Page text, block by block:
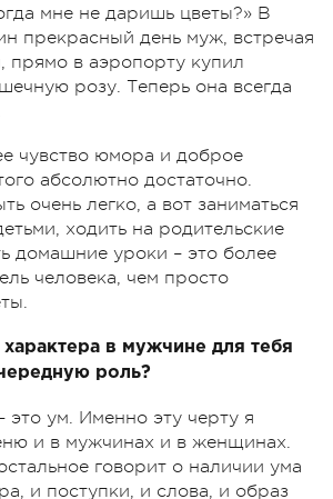
мне не даришь цветы?» В
прекрасный день муж, встречая
прямо в аэропорту купил
розу. Теперь она всегда
чувство юмора и доброе
абсолютно достаточно.
очень легко, а вот заниматься
ходить на родительские
домашние уроки – это более
человека, чем просто
в мужчине для тебя
роль?
это ум. Именно эту черту я
и в мужчинах и в женщинах.
говорит о наличии ума
и поступки, и слова, и образ